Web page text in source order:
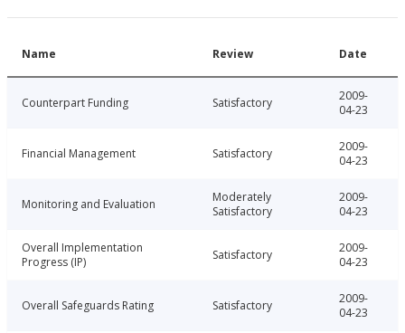
Name Review Date
Counterpart Funding Satisfactory
2009-
04-23
Financial Management Satisfactory
2009-
04-23
Monitoring and Evaluation
Moderately
Satisfactory
2009-
04-23
Overall Implementation
Progress (IP)
Satisfactory
2009-
04-23
Overall Safeguards Rating Satisfactory
2009-
04-23